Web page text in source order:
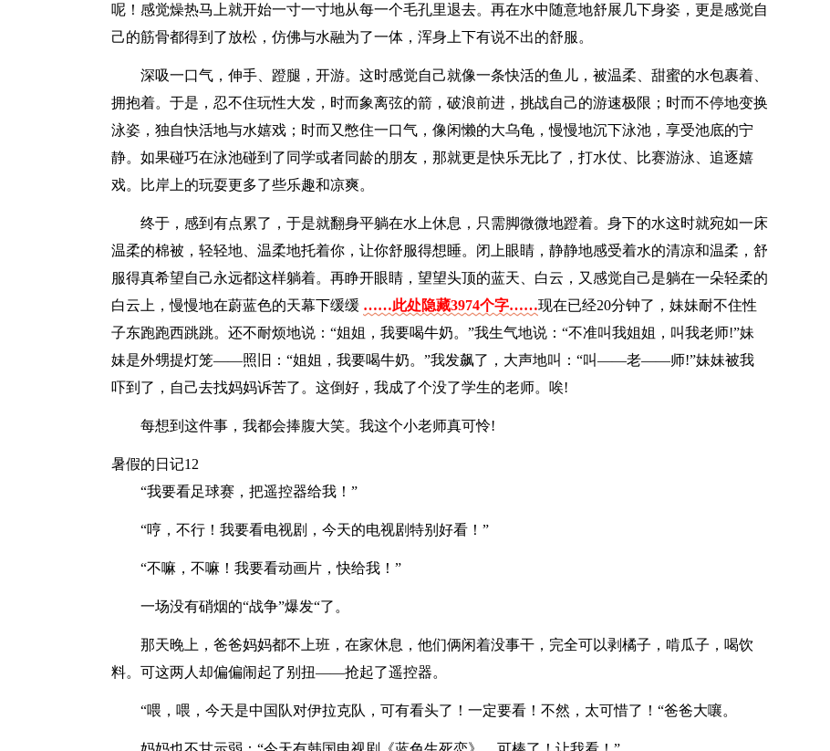
呢！感觉燥热马上就开始一寸一寸地从每一个毛孔里退去。再在水中随意地舒展几下身姿，更是感觉自
己的筋骨都得到了放松，仿佛与水融为了一体，浑身上下有说不出的舒服。
深吸一口气，伸手、蹬腿，开游。这时感觉自己就像一条快活的鱼儿，被温柔、甜蜜的水包裹着、
拥抱着。于是，忍不住玩性大发，时而象离弦的箭，破浪前进，挑战自己的游速极限；时而不停地变换
泳姿，独自快活地与水嬉戏；时而又憋住一口气，像闲懒的大乌龟，慢慢地沉下泳池，享受池底的宁
静。如果碰巧在泳池碰到了同学或者同龄的朋友，那就更是快乐无比了，打水仗、比赛游泳、追逐嬉
戏。比岸上的玩耍更多了些乐趣和凉爽。
终于，感到有点累了，于是就翻身平躺在水上休息，只需脚微微地蹬着。身下的水这时就宛如一床
温柔的棉被，轻轻地、温柔地托着你，让你舒服得想睡。闭上眼睛，静静地感受着水的清凉和温柔，舒
服得真希望自己永远都这样躺着。再睁开眼睛，望望头顶的蓝天、白云，又感觉自己是躺在一朵轻柔的
白云上，慢慢地在蔚蓝色的天幕下缓缓 ……此处隐藏3974个字……现在已经20分钟了，妹妹耐不住性
子东跑跑西跳跳。还不耐烦地说：“姐姐，我要喝牛奶。”我生气地说：“不准叫我姐姐，叫我老师!”妹
妹是外甥提灯笼——照旧：“姐姐，我要喝牛奶。”我发飙了，大声地叫：“叫——老——师!”妹妹被我
吓到了，自己去找妈妈诉苦了。这倒好，我成了个没了学生的老师。唉!
每想到这件事，我都会捧腹大笑。我这个小老师真可怜!
暑假的日记12
“我要看足球赛，把遥控器给我！”
“哼，不行！我要看电视剧，今天的电视剧特别好看！”
“不嘛，不嘛！我要看动画片，快给我！”
一场没有硝烟的“战争”爆发“了。
那天晚上，爸爸妈妈都不上班，在家休息，他们俩闲着没事干，完全可以剥橘子，啃瓜子，喝饮
料。可这两人却偏偏闹起了别扭——抢起了遥控器。
“喂，喂，今天是中国队对伊拉克队，可有看头了！一定要看！不然，太可惜了！“爸爸大嚷。